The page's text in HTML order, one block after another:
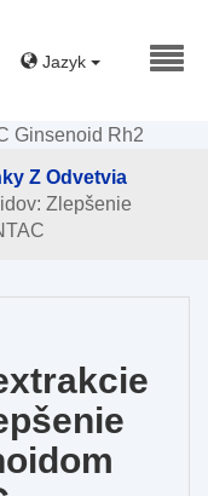
Jazyk
Z Odvetvia
Zlepšenie